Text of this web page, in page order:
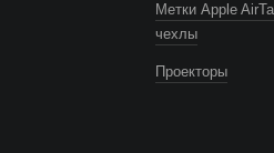
Метки Apple
чехлы
Проекторы